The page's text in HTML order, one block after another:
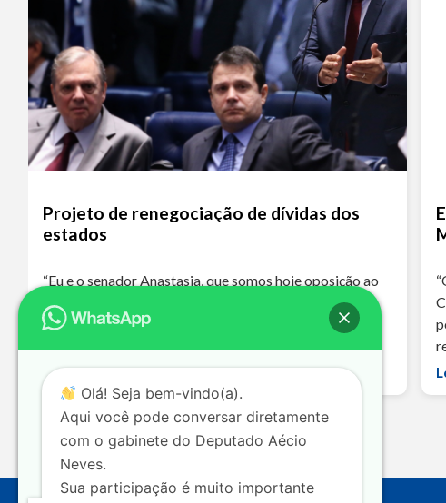
Projeto de renegociação de dívidas dos
estados
“Eu e o senador Anastasia, que somos hoje oposição ao
governo de Minas Gerais, que é de um partido de
oposição ao nosso, o PT, votaremos a favor dessa
proposta…
Leia mais >>
Olá! Seja bem-vindo(a).
Aqui você pode conversar diretamente
com o gabinete do Deputado Aécio
Neves.
Sua participação é muito importante